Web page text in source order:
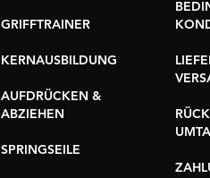
GRIFFTRAINER
KERNAUSBILDUNG
AUFDRÜCKEN &
ABZIEHEN
SPRINGSEILE